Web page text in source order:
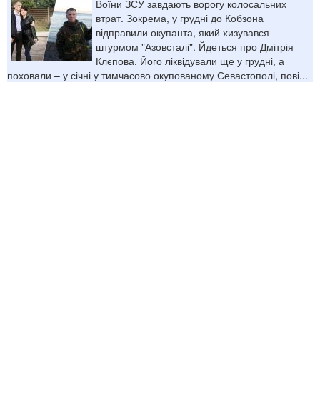
Воїни ЗСУ завдають ворогу колосальних
втрат. Зокрема, у грудні до Кобзона
відправили окупанта, який хизувався
штурмом "Азовсталі". Йдеться про Дмітрія
Клєпова. Його ліквідували ще у грудні, а
поховали – у січні у тимчасово окупованому Севастополі, пові...